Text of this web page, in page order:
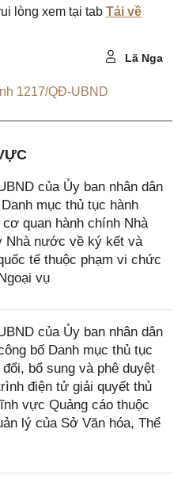
lòng xem tại tab Tải về
Lã Nga
1217/QĐ-UBND
của Ủy ban nhân dân
mục thủ tục hành
quan hành chính Nhà
Nhà nước về ký kết và
tế thuộc phạm vi chức
vụ
của Ủy ban nhân dân
bố Danh mục thủ tục
bổ sung và phê duyệt
điện tử giải quyết thủ
vực Quảng cáo thuộc
lý của Sở Văn hóa, Thể